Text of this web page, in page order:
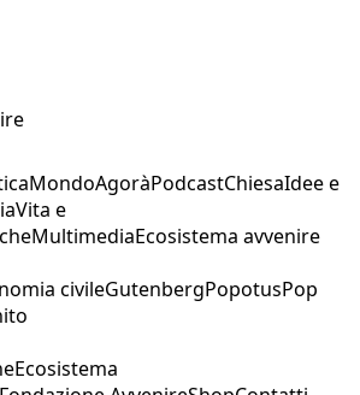
MondoAgoràPodcastChiesaIdee e
Vita e
MultimediaEcosistema avvenire
civileGutenbergPopotusPop
Ecosistema